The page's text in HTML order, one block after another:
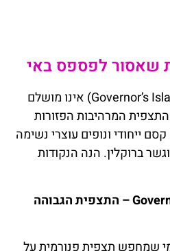
שאסור לפספס באי
ביקור בגברנרז איילנד (Governor’s Island) אינו מושלם
המרהיבות הפזורות
ייחודי ונופים עוצרי נשימה
ברוקלין. הנה הנקודות
Governors Island Outlook Hill – התצפית הגבוהה
שמחפש תצפית פנורמית על